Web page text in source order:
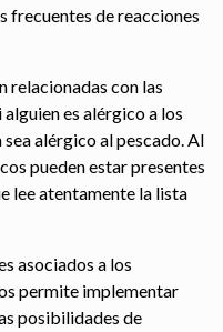
frecuentes de reacciones
relacionadas con las
es alérgico a los
alérgico al pescado. Al
pueden estar presentes
lee atentamente la lista
asociados a los
permite implementar
posibilidades de